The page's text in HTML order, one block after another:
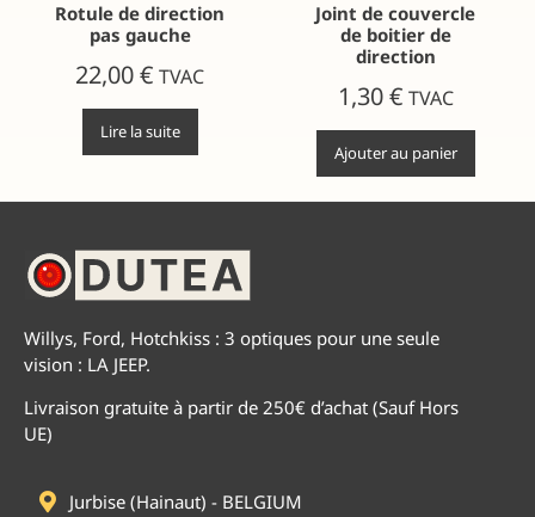
Rotule de direction
pas gauche
22,00€ TVAC
Lire la suite
Joint de couvercle
de boitier de
direction
1,30€ TVAC
Ajouter au panier
Willys, Ford, Hotchkiss : 3 optiques pour une seule
vision : LA JEEP.
Livraison gratuite à partir de 250€ d’achat (Sauf Hors
UE)
Jurbise (Hainaut) - BELGIUM